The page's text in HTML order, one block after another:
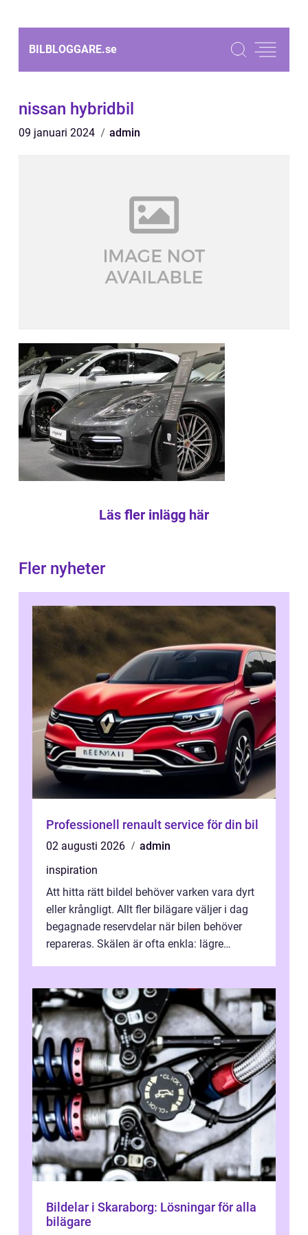
BILBLOGGARE.se
nissan hybridbil
09 januari 2024 admin
Läs fler inlägg här
Fler nyheter
Professionell renault service för din bil
02 augusti 2026
admin
inspiration
Att hitta rätt bildel behöver varken vara dyrt
eller krångligt. Allt fler bilägare väljer i dag
begagnade reservdelar när bilen behöver
repareras. Skälen är ofta enkla: lägre
Bildelar i Skaraborg: Lösningar för alla
bilägare